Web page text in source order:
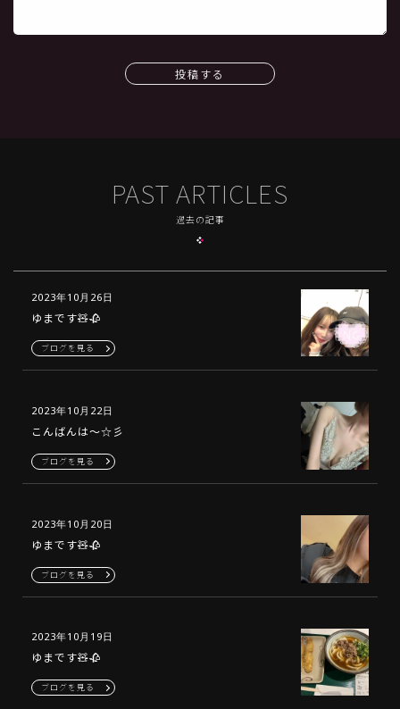
投稿する
PAST ARTICLES
過去の記事
2023年10月26日
ゆまです🧸🥀
ブログを見る
2023年10月22日
こんばんは〜☆彡
ブログを見る
2023年10月20日
ゆまです🧸🥀
ブログを見る
2023年10月19日
ゆまです🧸🥀
ブログを見る